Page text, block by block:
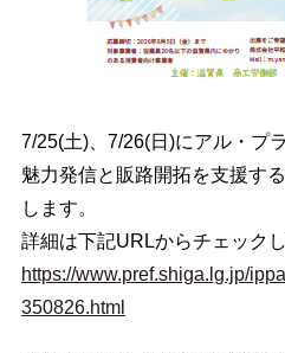
7/25(土)、7/26(日)にアル・プ
魅力発信と販路開拓を支援す
します。
詳細は下記URLからチェック
https://www.pref.shiga.lg.jp/
350826.html